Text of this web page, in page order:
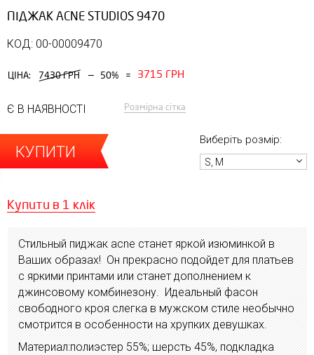
ПІДЖАК ACNE STUDIOS 9470
КОД: 00-00009470
ЦІНА: 7430 ГРН — 50% = 3715 ГРН
Є В НАЯВНОСТІ Розмірна сітка
КУПИТИ
Виберіть розмір:
S, M
Купити в 1 клік
Стильный пиджак acne станет яркой изюминкой в
Ваших образах! Он прекрасно подойдет для платьев
с яркими принтами или станет дополнением к
джинсовому комбинезону. Идеальный фасон
свободного кроя слегка в мужском стиле необычно
смотрится в особенности на хрупких девушках.
Материал:полиэстер 55%; шерсть 45%, подкладка